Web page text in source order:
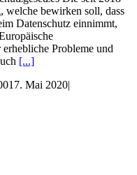
welche bewirken soll, dass
Datenschutz einnimmt,
Probleme und
[...]
17. Mai 2020|